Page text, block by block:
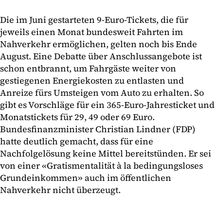
Die im Juni gestarteten 9-Euro-Tickets, die für
jeweils einen Monat bundesweit Fahrten im
Nahverkehr ermöglichen, gelten noch bis Ende
August. Eine Debatte über Anschlussangebote ist
schon entbrannt, um Fahrgäste weiter von
gestiegenen Energiekosten zu entlasten und
Anreize fürs Umsteigen vom Auto zu erhalten. So
gibt es Vorschläge für ein 365-Euro-Jahresticket und
Monatstickets für 29, 49 oder 69 Euro.
Bundesfinanzminister Christian Lindner (FDP)
hatte deutlich gemacht, dass für eine
Nachfolgelösung keine Mittel bereitstünden. Er sei
von einer «Gratismentalität à la bedingungsloses
Grundeinkommen» auch im öffentlichen
Nahverkehr nicht überzeugt.